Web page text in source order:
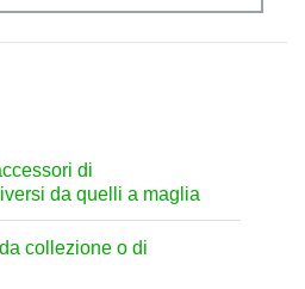
di
da quelli a maglia
collezione o di